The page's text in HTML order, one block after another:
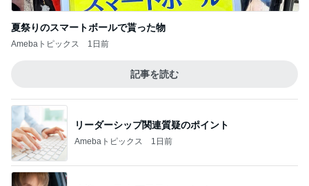
夏祭りのスマートボールで貰った物
Amebaトピックス 1日前
記事を読む
リーダーシップ関連質疑のポイント
Amebaトピックス 1日前